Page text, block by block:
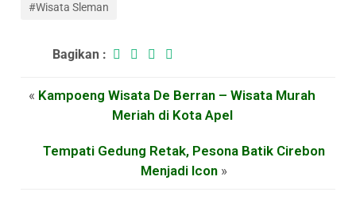
#Wisata Sleman
Bagikan :
« Kampoeng Wisata De Berran – Wisata Murah
Meriah di Kota Apel
Tempati Gedung Retak, Pesona Batik Cirebon
Menjadi Icon »